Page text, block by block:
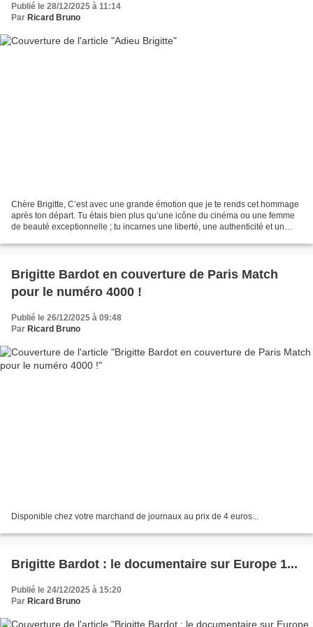
Publié le 28/12/2025 à 11:14
Par Ricard Bruno
Chère Brigitte, C’est avec une grande émotion que je te rends cet hommage
après ton départ. Tu étais bien plus qu’une icône du cinéma ou une femme
de beauté exceptionnelle ; tu incarnes une liberté, une authenticité et un
Brigitte Bardot en couverture de Paris Match
pour le numéro 4000 !
Publié le 26/12/2025 à 09:48
Par Ricard Bruno
Disponible chez votre marchand de journaux au prix de 4 euros...
Brigitte Bardot : le documentaire sur Europe 1...
Publié le 24/12/2025 à 15:20
Par Ricard Bruno